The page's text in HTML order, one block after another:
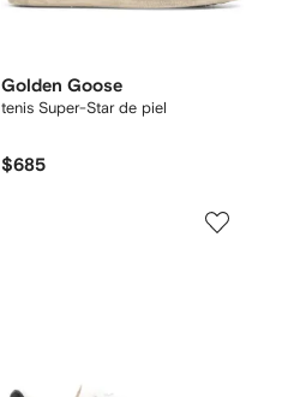
Golden Goose
tenis Super-Star de piel
$685